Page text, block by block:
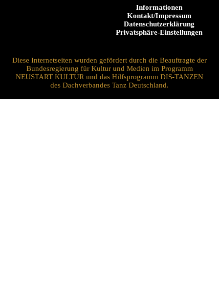
Informationen
Kontakt/Impressum
Datenschutzerklärung
Privatsphäre-Einstellungen
Diese Internetseiten wurden gefördert durch die Beauftragte der
Bundesregierung für Kultur und Medien im Programm
NEUSTART KULTUR und das Hilfsprogramm DIS-TANZEN
des Dachverbandes Tanz Deutschland.